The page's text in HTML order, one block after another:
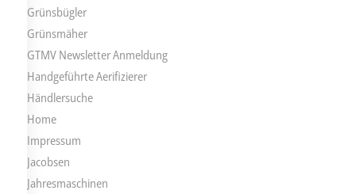
Grünsbügler
Grünsmäher
GTMV Newsletter Anmeldung
Handgeführte Aerifizierer
Händlersuche
Home
Impressum
Jacobsen
Jahresmaschinen